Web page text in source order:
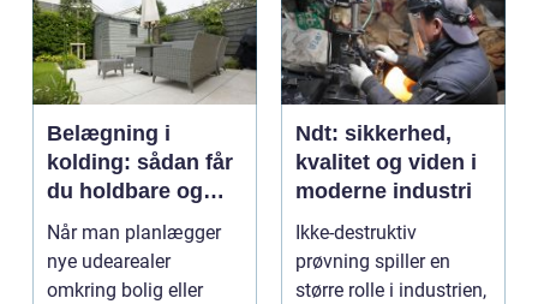
Belægning i
kolding: sådan får
du holdbare og
flotte udearealer
Når man planlægger
nye udearealer
omkring bolig eller
Ndt: sikkerhed,
kvalitet og viden i
moderne industri
Ikke-destruktiv
prøvning spiller en
større rolle i industrien,